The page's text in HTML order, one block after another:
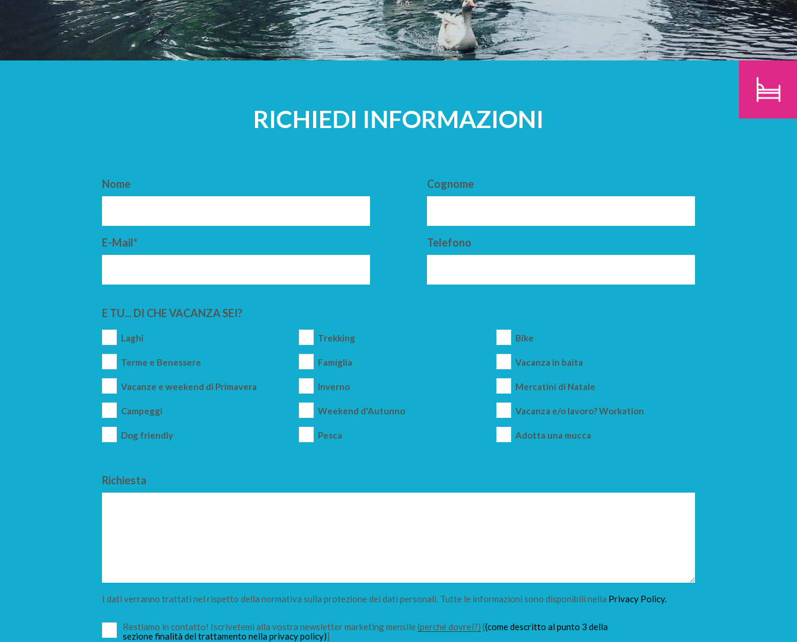
ARRIVO PARTENZA ADULTI BAMBINI
CERCA
RICHIEDI INFORMAZIONI
Nome Cognome
E-Mail* Telefono
E TU... DI CHE VACANZA SEI?
Laghi Trekking Bike
Terme e Benessere Famiglia Vacanza in baita
Vacanze e weekend di Primavera Inverno Mercatini di Natale
Campeggi Weekend d'Autunno Vacanza e/o lavoro? Workation
Dog friendly Pesca Adotta una mucca
Richiesta
I dati verranno trattati nel rispetto della normativa sulla protezione dei dati personali. Tutte le informazioni sono disponibili nella Privacy Policy.
Restiamo in contatto! Iscrivetemi alla vostra newsletter marketing mensile (perché dovrei?) [(come descritto al punto 3 della
sezione finalità del trattamento nella privacy policy)]